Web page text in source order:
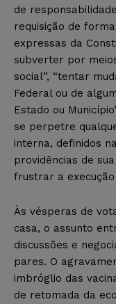
de
requisição de
expressas da
subverter por
social”, “tentar
Federal ou de
Estado ou
se perpetre
interna, definidos
providências de
frustrar a execução
Às vésperas de
casa, o assunto
discussões e
pares. O
imbróglio das
de retomada da